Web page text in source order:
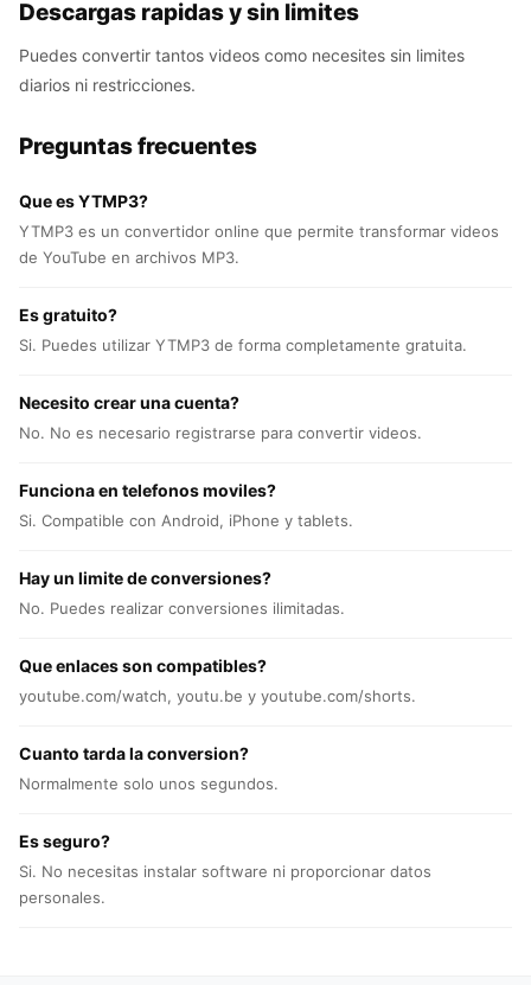
Descargas rapidas y sin limites
Puedes convertir tantos videos como necesites sin limites
diarios ni restricciones.
Preguntas frecuentes
Que es YTMP3?
YTMP3 es un convertidor online que permite transformar videos
de YouTube en archivos MP3.
Es gratuito?
Si. Puedes utilizar YTMP3 de forma completamente gratuita.
Necesito crear una cuenta?
No. No es necesario registrarse para convertir videos.
Funciona en telefonos moviles?
Si. Compatible con Android, iPhone y tablets.
Hay un limite de conversiones?
No. Puedes realizar conversiones ilimitadas.
Que enlaces son compatibles?
youtube.com/watch, youtu.be y youtube.com/shorts.
Cuanto tarda la conversion?
Normalmente solo unos segundos.
Es seguro?
Si. No necesitas instalar software ni proporcionar datos
personales.